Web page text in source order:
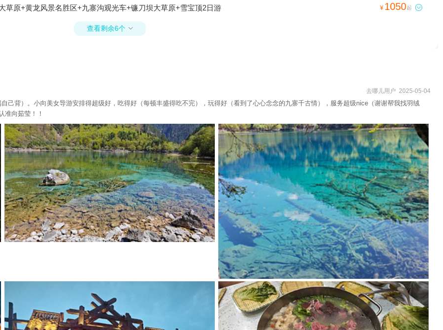
原+黄龙风景名胜区+九寨沟观光车+镰刀坝大草原+雪宝顶2日游 ¥ 1050起 
查看剩余6个 
去哪儿用户 2025-05-04
背）。小向美女导游安排得超级好，吃得好（每顿丰盛得吃不完），玩得好（看到了心心念念的九寨千古情），服务超级nice（谢谢帮我找羽绒
准向茹莹！！